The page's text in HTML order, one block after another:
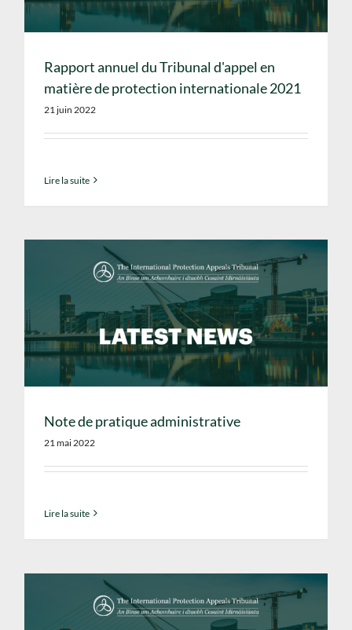
Rapport annuel du Tribunal d'appel en
matière de protection internationale 2021
21 juin 2022
Lire la suite
Note de pratique administrative
21 mai 2022
Lire la suite